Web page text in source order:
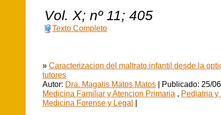
Vol. X; nº 11; 405
Texto Completo
» Caracterizacion del maltrato infantil desde la
tutores
Autor: Dra. Magalis Matos Matos | Publicado: 25/
Medicina Familiar y Atencion Primaria , Pediatria
Medicina Forense y Legal |